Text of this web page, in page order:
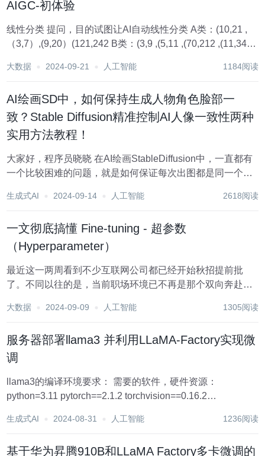
AIGC-初体验
线性分类 提问，目的试图让AI自动线性分类 A类：(10,21 ,
（3,7）,(9,20）(121,242 B类：(3,9 ,(5,11 ,(70,212 ,(11,34
类 下...
大数据 2024-09-21 人工智能 1184阅读
AI绘画SD中，如何保持生成人物角色脸部一
致？Stable Diffusion精准控制AI人像一致性两种
实用方法教程！
大家好，程序员晓晓 在AI绘画StableDiffusion中，一直都有
一个比较困难的问题，就是如何保证每次出图都是同一个
看吧。 一. 有哪些实现方式 方式1：固定Seed种子值。 固定
生成式AI 2024-09-14 人工智能 2618阅读
一文彻底搞懂 Fine-tuning - 超参数
（Hyperparameter）
最近这一两周看到不少互联网公司都已经开始秋招提前批
了。不同以往的是，当前职场环境已不再是那个双向奔赴时
近，我们又陆续整理了很多大厂的面试题，帮助一些球友解
大数据 2024-09-09 人工智能 1305阅读
服务器部署llama3 并利用LLaMA-Factory实现微
调
llama3的编译环境要求： 需要的软件，硬件资源：
python=3.11 pytorch==2.1.2 torchvision==0.16.2
pytho...
生成式AI 2024-08-31 人工智能 1236阅读
基于华为昇腾910B和LLaMA Factory多卡微调的